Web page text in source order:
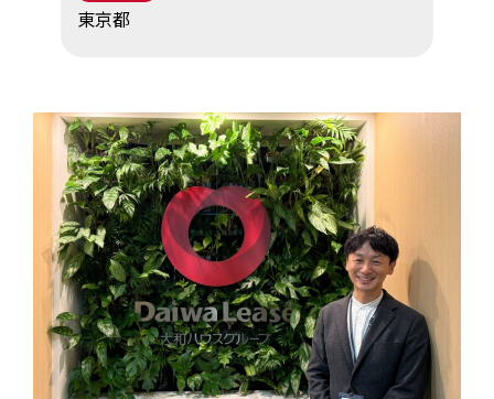
設置・月額費用0円で導入できる理由
セミナー情報
ニュース・展示会情報
ブランドツールキット
導入施設別プラン
東京都